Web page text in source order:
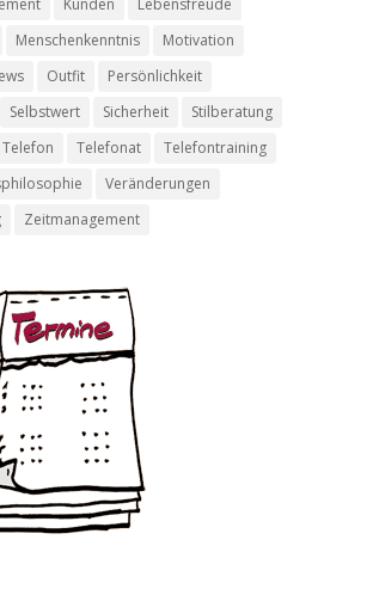
Kunden
Lebensfreude
Menschenkenntnis
Motivation
Outfit
Persönlichkeit
Selbstwert Sicherheit
Stilberatung
Telefon Telefonat
Telefontraining
Veränderungen
Zeitmanagement